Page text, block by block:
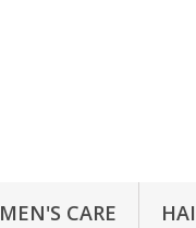
MEN'S CARE